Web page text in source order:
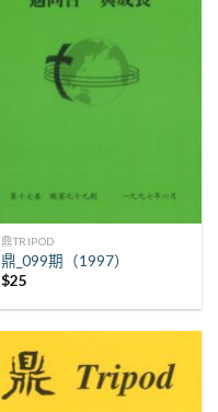
鼎TRIPOD
鼎_099期（1997）
$25